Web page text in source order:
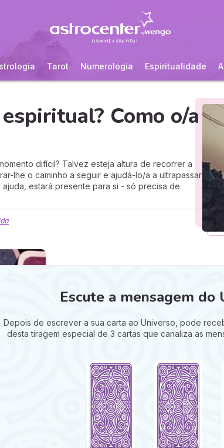
Tarot Numerologia Espiritualidade
Como o/a
difícil? Talvez esteja altura de recorrer a
lhe o caminho a seguir e ajudá-lo/a a ultrapassar
estará presente para si - só precisa de
Escute a mensagem do
Depois de escrever a sua carta ao Universo, pode
desta tiragem especial de 3 cartas que canaliza as